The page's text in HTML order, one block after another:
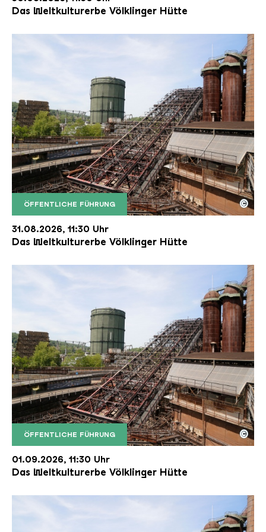
Das Weltkulturerbe Völklinger Hütte
ÖFFENTLICHE FÜHRUNG
Der Erzschrägaufzug der Völklinger Hütte mit
Copyright: Weltkulturerbe Völklinger Hütte | Karl
©
31.08.2026, 11:30 Uhr
Das Weltkulturerbe Völklinger Hütte
ÖFFENTLICHE FÜHRUNG
Der Erzschrägaufzug der Völklinger Hütte mit
Copyright: Weltkulturerbe Völklinger Hütte | Karl
©
01.09.2026, 11:30 Uhr
Das Weltkulturerbe Völklinger Hütte